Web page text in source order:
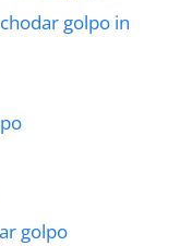
chodar golpo in
golpo